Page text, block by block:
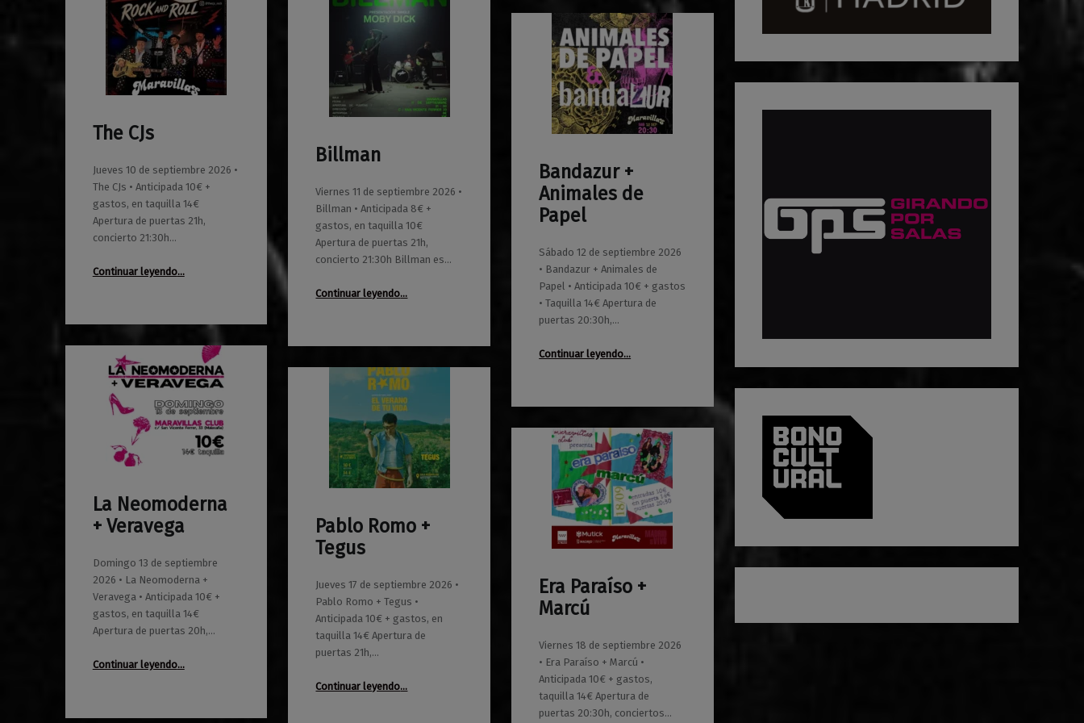
The CJs
Jueves 10 de septiembre 2026 •
The CJs • Anticipada 10€ +
gastos, en taquilla 14€
Apertura de puertas 21h,
concierto 21:30h…
Continuar leyendo…
01/06/2026
Billman
Viernes 11 de septiembre 2026 •
Billman • Anticipada 8€ +
gastos, en taquilla 10€
Apertura de puertas 21h,
concierto 21:30h Billman es…
Continuar leyendo…
01/06/2026
0
Maravillas
Bandazur +
Animales de
Papel
Sábado 12 de septiembre 2026
• Bandazur + Animales de
Papel • Anticipada 10€ + gastos
• Taquilla 14€ Apertura de
puertas 20:30h,…
Continuar leyendo…
01/06/2026
0
Maravillas
La Neomoderna
+ Veravega
Domingo 13 de septiembre
2026 • La Neomoderna +
Veravega • Anticipada 10€ +
gastos, en taquilla 14€
Apertura de puertas 20h,…
Continuar leyendo…
01/06/2026
0
Maravillas
Pablo Romo +
Tegus
Jueves 17 de septiembre 2026 •
Pablo Romo + Tegus •
Anticipada 10€ + gastos, en
taquilla 14€ Apertura de
puertas 21h,…
Continuar leyendo…
01/06/2026
0
Maravillas
Era Paraíso +
Marcú
Viernes 18 de septiembre 2026
• Era Paraíso + Marcú •
Anticipada 10€ + gastos,
taquilla 14€ Apertura de
puertas 20:30h, conciertos…
01/06/2026
0
Maravillas